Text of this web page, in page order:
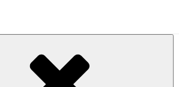
Terminal Wilhelmshaven